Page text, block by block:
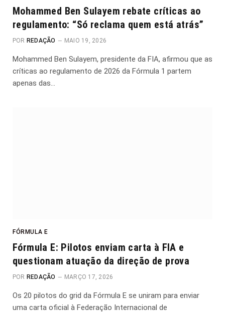
Mohammed Ben Sulayem rebate críticas ao
regulamento: “Só reclama quem está atrás”
POR REDAÇÃO MAIO 19, 2026
Mohammed Ben Sulayem, presidente da FIA, afirmou que as
críticas ao regulamento de 2026 da Fórmula 1 partem
apenas das…
FÓRMULA E
Fórmula E: Pilotos enviam carta à FIA e
questionam atuação da direção de prova
POR REDAÇÃO MARÇO 17, 2026
Os 20 pilotos do grid da Fórmula E se uniram para enviar
uma carta oficial à Federação Internacional de